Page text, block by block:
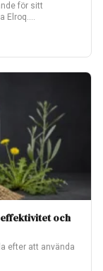
för sitt
Elroq.
och
efter att använda